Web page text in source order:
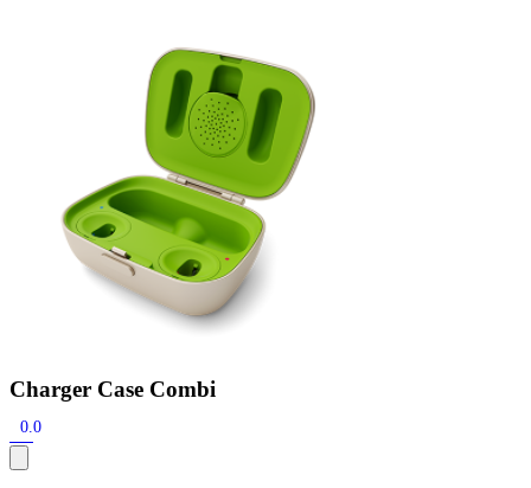
Signia hoortoestellen Signia Pure BCT IX
Audio Service R LI 7
Hoortoestelbatterijen
Widex filtersFilters
Onderhoudsartikelen
Signia Active Mini IX - Oplaadbaar
De Signia Active Mini IX is het nieuwste hoortoestel van Signia.
Charger Case Combi
0.0